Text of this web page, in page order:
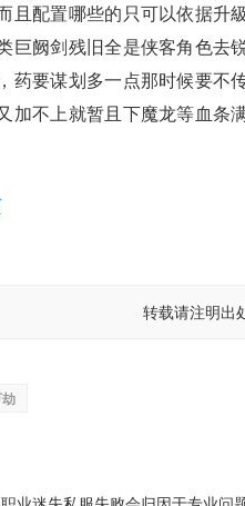
且配置哪些的只可以依据升
巨阙剑残旧全是侠客角色去
药要谋划多一点那时候要不
加不上就暂且下魔龙等血条
转载请注明出